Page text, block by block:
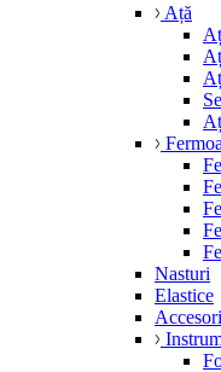
Ață
Nasturi
Elastice